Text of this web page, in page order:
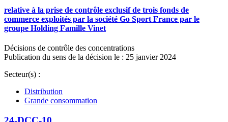
relative à la prise de contrôle exclusif de trois fonds de
commerce exploités par la société Go Sport France par le
groupe Holding Famille Vinet
Décisions de contrôle des concentrations
Publication du sens de la décision le : 25 janvier 2024
Secteur(s) :
Distribution
Grande consommation